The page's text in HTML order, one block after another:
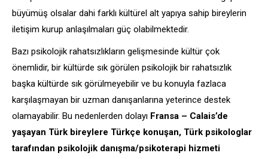
büyümüş olsalar dahi farklı kültürel alt yapıya sahip bireylerin
iletişim kurup anlaşılmaları güç olabilmektedir.
Bazı psikolojik rahatsızlıkların gelişmesinde kültür çok
önemlidir, bir kültürde sık görülen psikolojik bir rahatsızlık
başka kültürde sık görülmeyebilir ve bu konuyla fazlaca
karşılaşmayan bir uzman danışanlarına yeterince destek
olamayabilir. Bu nedenlerden dolayı Fransa – Calais’de
yaşayan Türk bireylere Türkçe konuşan, Türk psikologlar
tarafından psikolojik danışma/psikoterapi hizmeti